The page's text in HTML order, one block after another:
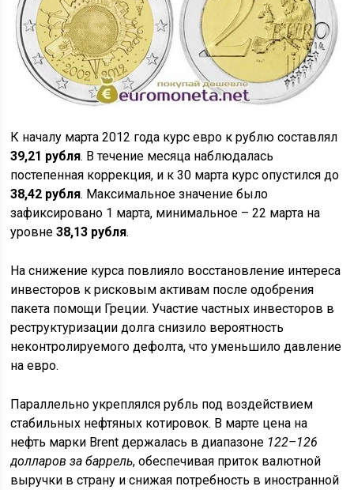
К началу марта 2012 года курс евро к рублю составлял
39,21 рубля. В течение месяца наблюдалась
постепенная коррекция, и к 30 марта курс опустился до
38,42 рубля. Максимальное значение было
зафиксировано 1 марта, минимальное – 22 марта на
уровне38,13 рубля.
На снижение курса повлияло восстановление интереса
инвесторов к рисковым активам после одобрения
пакета помощи Греции. Участие частных инвесторов в
реструктуризации долга снизило вероятность
неконтролируемого дефолта, что уменьшило давление
на евро.
Параллельно укреплялся рубль под воздействием
стабильных нефтяных котировок. В марте цена на
нефть марки Brent держалась в диапазоне 122–126
долларов за баррель, обеспечивая приток валютной
выручки в страну и снижая потребность в иностранной